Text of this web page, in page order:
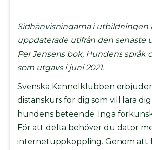
Hundböcker
Bokrea
Hundutställning
Jaktprodukter
Klubbmärken
Klubbprodukter
Sidhänvisningarna i utbildningen
uppdaterade utifrån den senaste
Per Jensens bok, Hundens språk
som utgavs i juni 2021.
Svenska Kennelklubben
distanskurs för dig som vill lära
hundens beteende. Inga
För att delta behöver du dator
internetuppkoppling. Genom att